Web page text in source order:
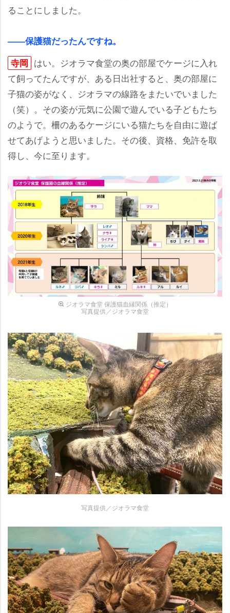
ることにしました。
――保護猫だったんですね。
寺岡 はい。ジオラマ食堂の奥の部屋でケージに入れ
て飼ってたんですが、ある日出社すると、奥の部屋に
子猫の姿がなく、ジオラマの線路をまたいでいました
（笑）。その姿が元気に公園で遊んでいる子どもたち
のようで。柵のあるケージにいる猫たちを自由に遊ば
せてあげようと思いました。その後、資格、免許を取
得し、今に至ります。
ジオラマ食堂 保護猫血縁関係（推定）
写真提供／ジオラマ食堂
写真提供／ジオラマ食堂